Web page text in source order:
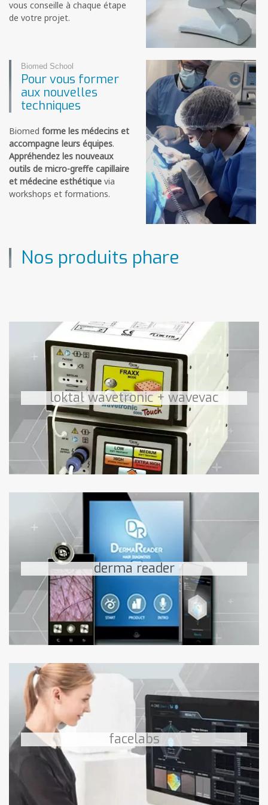
vous conseille à chaque étape
de votre projet.
Biomed School
Pour vous former
aux nouvelles
techniques
Biomed forme les médecins et
accompagne leurs équipes.
Appréhendez les nouveaux
outils de micro-greffe capillaire
et médecine esthétique via
workshops et formations.
Nos produits phare
loktal wavetronic + wavevac
Wavetronic 6000
Unité de Radiofréquence Fractionnée Micro Ablative +
module d’évacuation des fumées
chirurgie du quotidien
médecine esthétique
derma reader
Derma Reader
Système d’analyse capillaire
facelabs
Facelabs
Système d’expertise cutanée ultra performant
Découvrez Facelabs